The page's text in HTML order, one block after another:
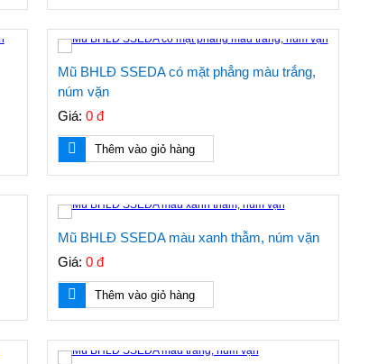
Mũ BHLĐ SSEDA có mặt phẳng màu trắng,
núm vặn
Giá: 0 đ
Thêm vào giỏ hàng
Mũ BHLĐ SSEDA màu xanh thẫm, núm vặn
Giá: 0 đ
Thêm vào giỏ hàng